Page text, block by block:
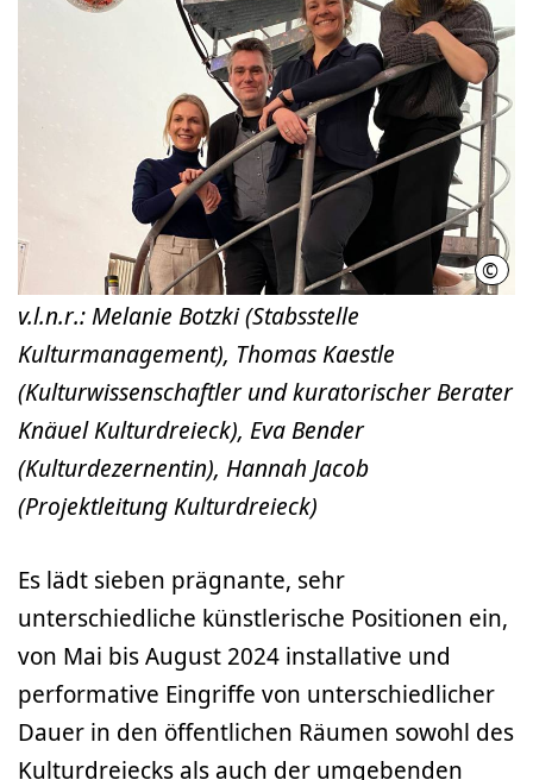
© LHH
v.l.n.r.: Melanie Botzki (Stabsstelle
Kulturmanagement), Thomas Kaestle
(Kulturwissenschaftler und kuratorischer Berater
Knäuel Kulturdreieck), Eva Bender
(Kulturdezernentin), Hannah Jacob
(Projektleitung Kulturdreieck)
Es lädt sieben prägnante, sehr
unterschiedliche künstlerische Positionen ein,
von Mai bis August 2024 installative und
performative Eingriffe von unterschiedlicher
Dauer in den öffentlichen Räumen sowohl des
Kulturdreiecks als auch der umgebenden